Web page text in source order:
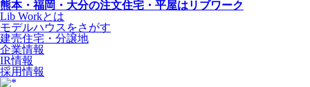
熊本・福岡・大分の注文住宅・平屋はリブワーク
Lib Workとは
モデルハウスをさがす
建売住宅・分譲地
企業情報
IR情報
採用情報